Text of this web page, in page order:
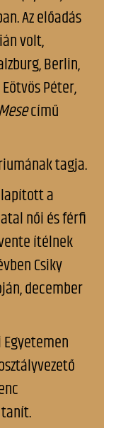
Az előadás
volt,
Berlin,
Péter,
című
tagja.
a
női és férfi
ítélnek
Csiky
december
Egyetemen